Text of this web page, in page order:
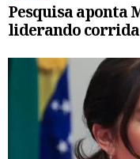
Pesquisa aponta
liderando corrida